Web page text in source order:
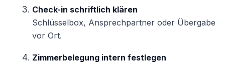
Check-in schriftlich klären
Schlüsselbox, Ansprechpartner oder Übergabe
vor Ort.
Zimmerbelegung intern festlegen